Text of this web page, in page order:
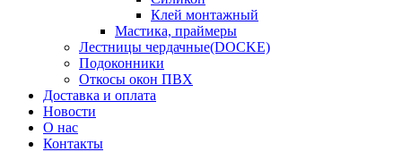
Клей монтажный
Мастика, праймеры
Лестницы чердачные(DOCKE)
Подоконники
Откосы окон ПВХ
Доставка и оплата
Новости
О нас
Контакты